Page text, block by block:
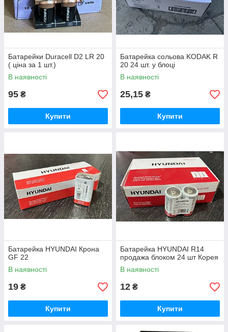
Батарейки Duracell D2 LR 20
( ціна за 1 шт.)
В наявності
95 ₴
Купити
Батарейка сольова KODAK R
20 24 шт. у блоці
В наявності
25,15 ₴
Купити
Батарейка HYUNDAI Крона
GF 22
В наявності
19 ₴
Купити
Батарейка HYUNDAI R14
продажа блоком 24 шт Корея
В наявності
12 ₴
Купити